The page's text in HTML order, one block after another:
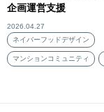
企画運営支援
2026.04.27
ネイバーフッドデザイン
マンションコミュニティ